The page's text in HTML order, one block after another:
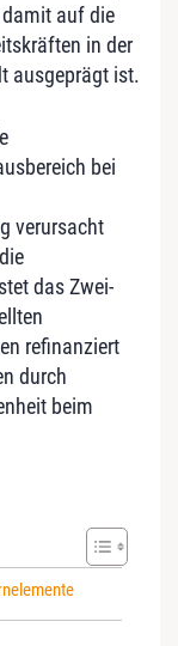
auf die
in der
ausgeprägt ist.
bei
verursacht
das Zwei-
refinanziert
durch
beim